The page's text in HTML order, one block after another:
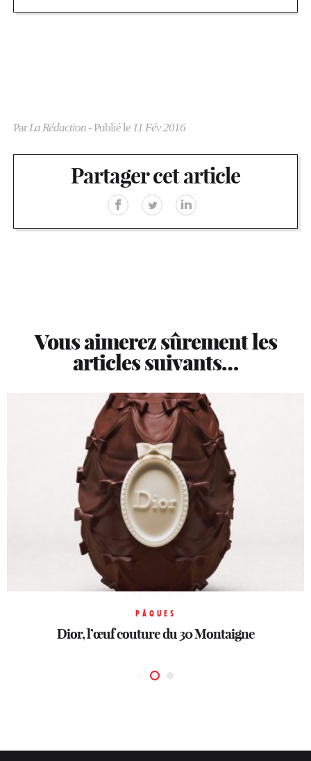
ParLa Rédaction- Publié le 11 Fév 2016
Partager cet article
Vous aimerez sûrement les
articles suivants…
PÂQUES
Dior, l’œuf couture du 30 Montaigne
JOAILLERIE
Les diamants sont éternels…au 12, rue de la
Paix
HORLOGERIE
Heurgon: 160 ans d’esprit Faubourg